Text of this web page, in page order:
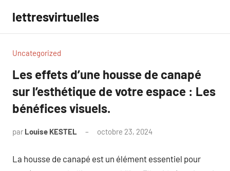
contenu
lettresvirtuelles
Uncategorized
Les effets d’une housse de canapé
sur l’esthétique de votre espace : Les
bénéfices visuels.
par Louise KESTEL octobre 23, 2024
La housse de canapé est un élément essentiel pour